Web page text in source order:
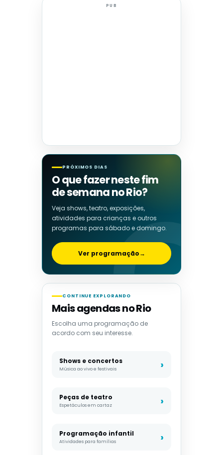
PUB
PRÓXIMOS DIAS
O que fazer neste fim
de semana no Rio?
Veja shows, teatro, exposições,
atividades para crianças e outros
programas para sábado e domingo.
Ver programação→
CONTINUE EXPLORANDO
Mais agendas no Rio
Escolha uma programação de
acordo com seu interesse.
Shows e concertos
Música ao vivo e festivais
Peças de teatro
Espetáculos em cartaz
Programação infantil
Atividades para famílias